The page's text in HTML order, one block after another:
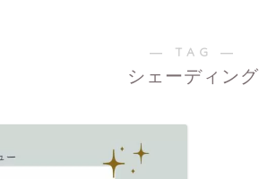
― TAG ―
シェーディング